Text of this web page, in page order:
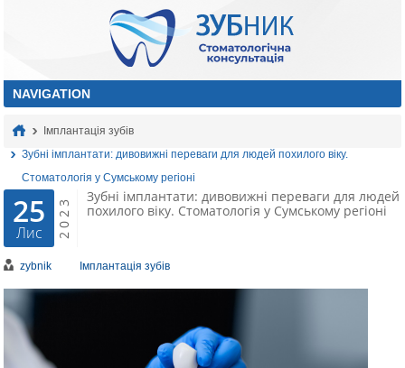
Імплантація зубів
Зубні імплантати: дивовижні переваги для людей похилого віку.
Стоматологія у Сумському регіоні
25
Лис 2023
Зубні імплантати: дивовижні переваги для людей
похилого віку. Стоматологія у Сумському регіоні
zybnik Імплантація зубів